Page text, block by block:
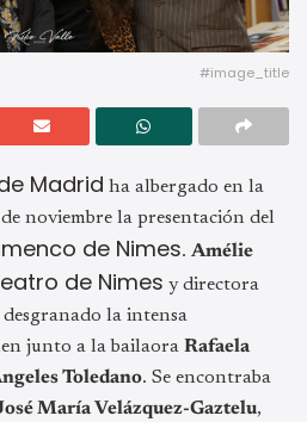
#image_title
Madrid ha albergado en la
noviembre la presentación del
de Nimes. Amélie
de Nimes y directora
la intensa
junto a la bailaora Rafaela
Toledano. Se encontraba
María Velázquez-Gaztelu,